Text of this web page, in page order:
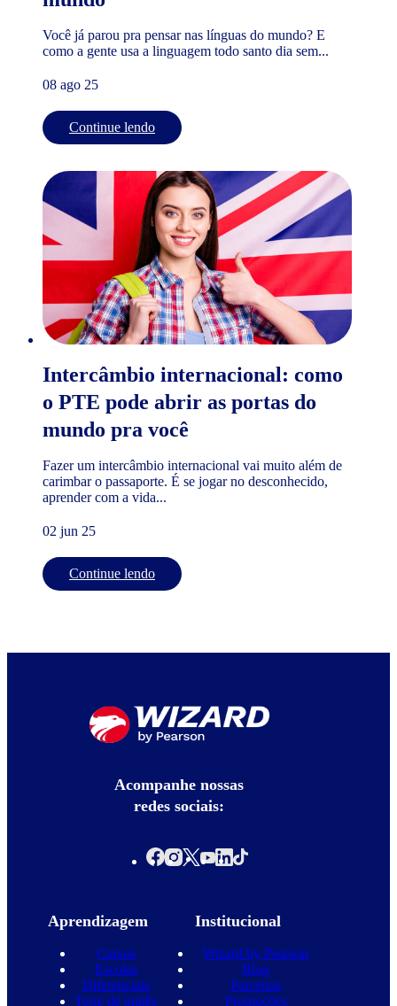
Você já parou pra pensar nas línguas do mundo? E
como a gente usa a linguagem todo santo dia sem...
08 ago 25
Continue lendo
Intercâmbio internacional: como
o PTE pode abrir as portas do
mundo pra você
Fazer um intercâmbio internacional vai muito além de
carimbar o passaporte. É se jogar no desconhecido,
aprender com a vida...
02 jun 25
Continue lendo
Acompanhe nossas
redes sociais:
Aprendizagem
Cursos
Escolas
Diferenciais
Teste de inglês
Institucional
Wizard by Pearson
Blog
Parcerias
Promoções